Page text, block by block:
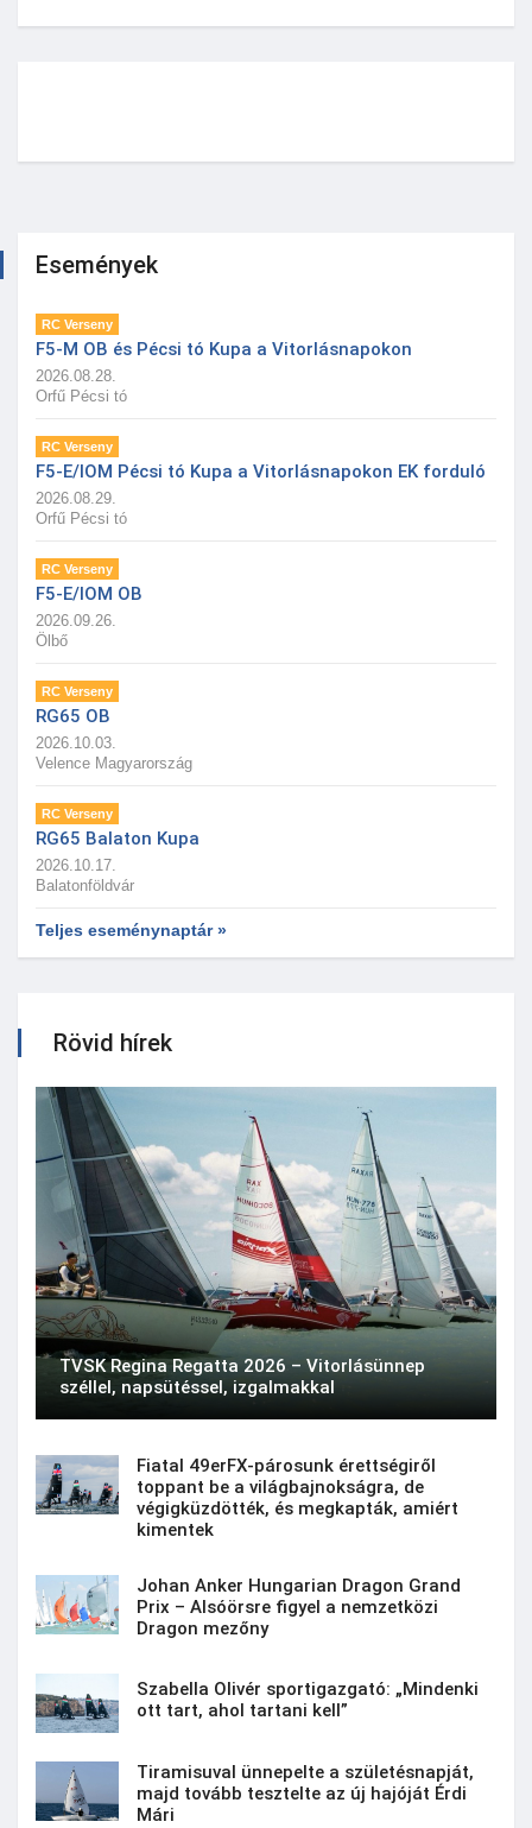
Események
RC Verseny
F5-M OB és Pécsi tó Kupa a Vitorlásnapokon
2026.08.28.
Orfű Pécsi tó
RC Verseny
F5-E/IOM Pécsi tó Kupa a Vitorlásnapokon EK forduló
2026.08.29.
Orfű Pécsi tó
RC Verseny
F5-E/IOM OB
2026.09.26.
Ölbő
RC Verseny
RG65 OB
2026.10.03.
Velence Magyarország
RC Verseny
RG65 Balaton Kupa
2026.10.17.
Balatonföldvár
Teljes eseménynaptár »
Rövid hírek
TVSK Regina Regatta 2026 – Vitorlásünnep
széllel, napsütéssel, izgalmakkal
Fiatal 49erFX-párosunk érettségiről
toppant be a világbajnokságra, de
végigküzdötték, és megkapták, amiért
kimentek
Johan Anker Hungarian Dragon Grand
Prix – Alsóörsre figyel a nemzetközi
Dragon mezőny
Szabella Olivér sportigazgató: „Mindenki
ott tart, ahol tartani kell”
Tiramisuval ünnepelte a születésnapját,
majd tovább tesztelte az új hajóját Érdi
Mári